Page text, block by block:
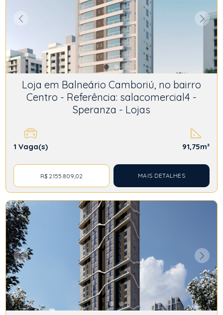
Loja em Balneário Camboriú, no bairro
Centro - Referência: salacomercial4 -
Speranza - Lojas
1 Vaga(s) 91,75m²
R$ 2.155.809,02 MAIS DETALHES